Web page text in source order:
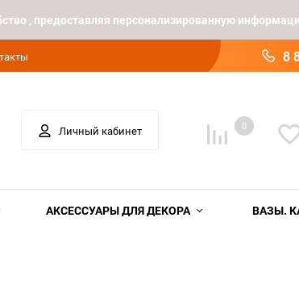
, предоставляя персонализированную
8
Личный кабинет 0
АКСЕССУАРЫ ДЛЯ ДЕКОРА ВАЗЫ.